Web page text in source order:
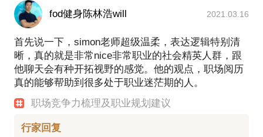
fod健身陈林浩will 2021.03.16
首先说一下，simon老师超级温柔，表达逻辑特别清
晰，真的就是非常nice非常职业的社会精英人群，跟
他聊天会有种开拓视野的感觉。他的观点，职场阅历
真的能够帮助到很多处于职业迷茫期的人。
职场竞争力梳理及职业规划建议
行家回复